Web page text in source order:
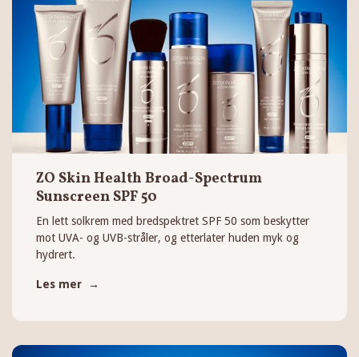
ZO Skin Health Broad-Spectrum
Sunscreen SPF 50
En lett solkrem med bredspektret SPF 50 som beskytter
mot UVA- og UVB-stråler, og etterlater huden myk og
hydrert.
Les mer →